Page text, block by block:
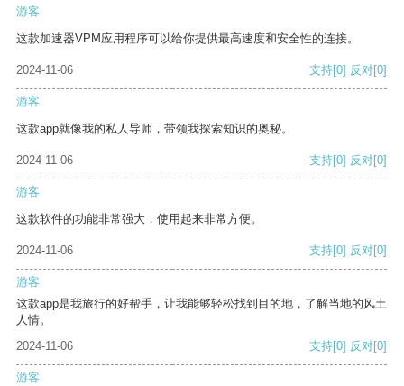
游客
这款加速器VPM应用程序可以给你提供最高速度和安全性的连接。
2024-11-06 支持[0] 反对[0]
游客
这款app就像我的私人导师，带领我探索知识的奥秘。
2024-11-06 支持[0] 反对[0]
游客
这款软件的功能非常强大，使用起来非常方便。
2024-11-06 支持[0] 反对[0]
游客
这款app是我旅行的好帮手，让我能够轻松找到目的地，了解当地的风土
人情。
2024-11-06
支持[0] 反对[0]
游客